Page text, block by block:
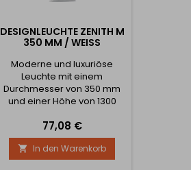
DESIGNLEUCHTE ZENITH M
350 MM / WEISS
Moderne und luxuriöse
Leuchte mit einem
Durchmesser von 350 mm
und einer Höhe von 1300
Leuchte beträgt 237 mm.
Die Leistung der Leuchte
beträgt 35 W. Sie kann auch
mit Leuchten mit anderen
Preis
77,08 €
 In den Warenkorb